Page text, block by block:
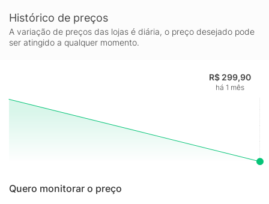
Histórico de preços
A variação de preços das lojas é diária, o preço desejado pode
ser atingido a qualquer momento.
R$ 299,90
há 1 mês
Quero monitorar o preço